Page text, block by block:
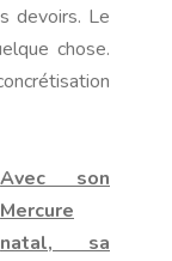
devoirs. Le
chose.
Avec son
Mercure
natal, sa